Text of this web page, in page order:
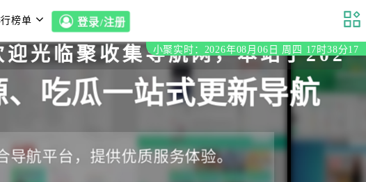
榜单 登录/注册
小聚实时：2026年08月06日 周四 17时38分18
聚收集导航网，本站于2020年初
吃瓜一站式更新导航
导航平台，提供优质服务体验。